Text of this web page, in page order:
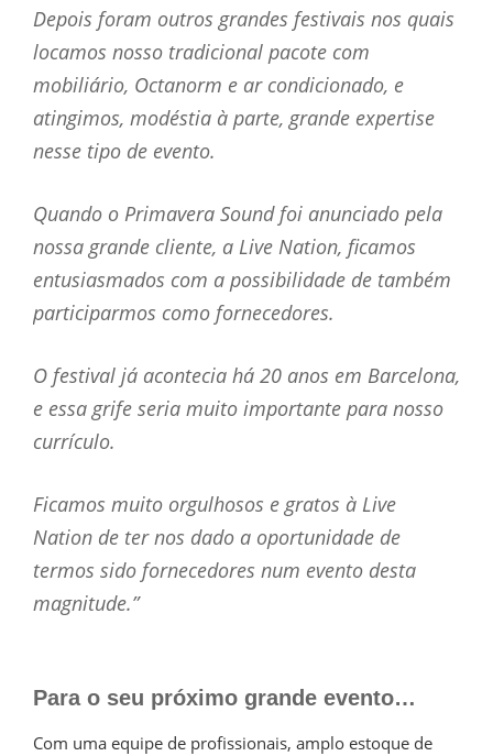
Depois foram outros grandes festivais nos quais
locamos nosso tradicional pacote com
mobiliário, Octanorm e ar condicionado, e
atingimos, modéstia à parte, grande expertise
nesse tipo de evento.
Quando o Primavera Sound foi anunciado pela
nossa grande cliente, a Live Nation, ficamos
entusiasmados com a possibilidade de também
participarmos como fornecedores.
O festival já acontecia há 20 anos em Barcelona,
e essa grife seria muito importante para nosso
currículo.
Ficamos muito orgulhosos e gratos à Live
Nation de ter nos dado a oportunidade de
termos sido fornecedores num evento desta
magnitude.”
Para o seu próximo grande evento…
Com uma equipe de profissionais, amplo estoque de